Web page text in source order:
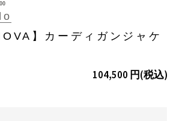
】カーディガンジャケ
104,500 円(税込)